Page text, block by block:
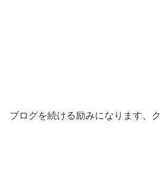
ブログを続ける励みになります、